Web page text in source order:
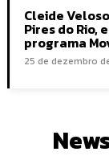
Cleide
Pires do Rio,
programa
25 de dezembro